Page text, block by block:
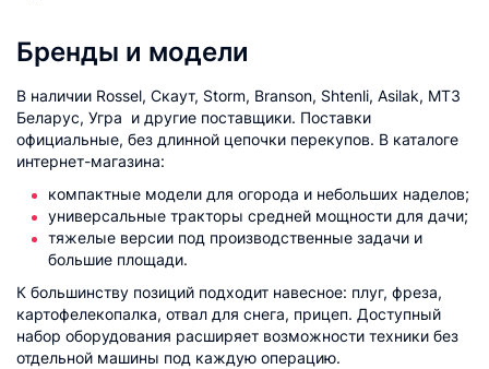
Бренды и модели
В наличии Rossel, Скаут, Storm, Branson, Shtenli, Asilak, МТЗ
Беларус, Угра и другие поставщики. Поставки
официальные, без длинной цепочки перекупов. В каталоге
интернет-магазина:
компактные модели для огорода и небольших наделов;
универсальные тракторы средней мощности для дачи;
тяжелые версии под производственные задачи и
большие площади.
К большинству позиций подходит навесное: плуг, фреза,
картофелекопалка, отвал для снега, прицеп. Доступный
набор оборудования расширяет возможности техники без
отдельной машины под каждую операцию.